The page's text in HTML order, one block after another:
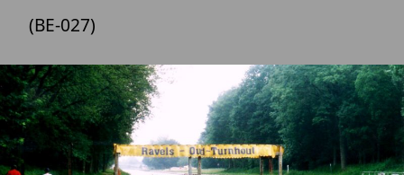
(BE-027)